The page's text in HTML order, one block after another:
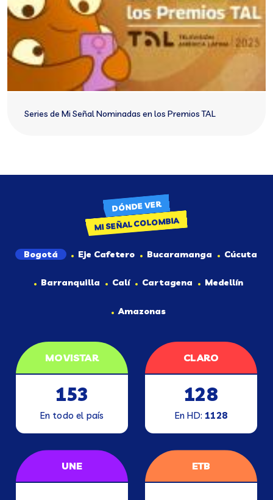
Series de Mi Señal Nominadas en los Premios TAL
DÓNDE VER
MI SEÑAL COLOMBIA
Bogotá Eje Cafetero Bucaramanga Cúcuta
Barranquilla Calí Cartagena Medellín
Amazonas
MOVISTAR
153
En todo el país
CLARO
128
En HD:1128
UNE ETB